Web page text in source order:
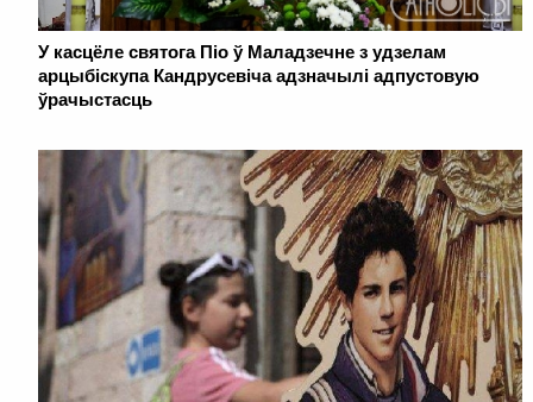
У касцёле святога Піо ў Маладзечне з удзелам
арцыбіскупа Кандрусевіча адзначылі адпустовую
ўрачыстасць